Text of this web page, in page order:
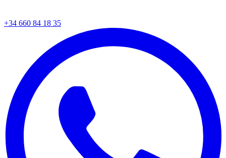
+34 660 84 18 35